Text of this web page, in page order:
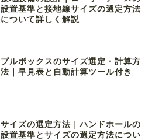
設置基準と接地線サイズの選定方法
について詳しく解説
プルボックスのサイズ選定・計算方
法｜早見表と自動計算ツール付き
サイズの選定方法｜ハンドホールの
設置基準とサイズの選定方法につい